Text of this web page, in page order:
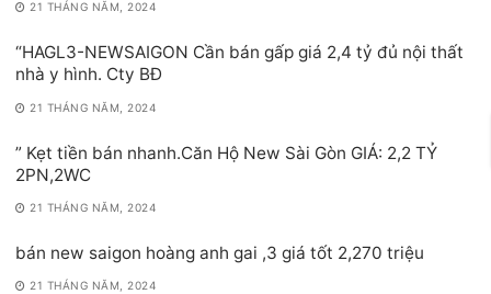
21 THÁNG NĂM, 2024
“HAGL3-NEWSAIGON Cần bán gấp giá 2,4 tỷ đủ nội thất
nhà y hình. Cty BĐ
21 THÁNG NĂM, 2024
” Kẹt tiền bán nhanh.Căn Hộ New Sài Gòn GIÁ: 2,2 TỶ
2PN,2WC
21 THÁNG NĂM, 2024
bán new saigon hoàng anh gai ,3 giá tốt 2,270 triệu
21 THÁNG NĂM, 2024